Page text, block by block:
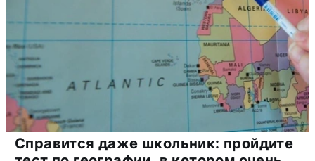
Справится даже школьник: пройдите